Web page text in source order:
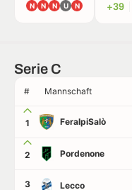
N N N U N +39
Serie C
# Mannschaft
1 FeralpiSalò
2 Pordenone
3 Lecco